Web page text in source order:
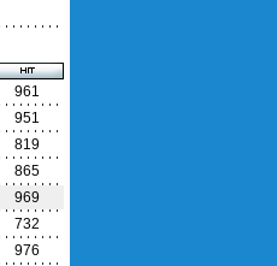
961
951
819
865
969
732
976